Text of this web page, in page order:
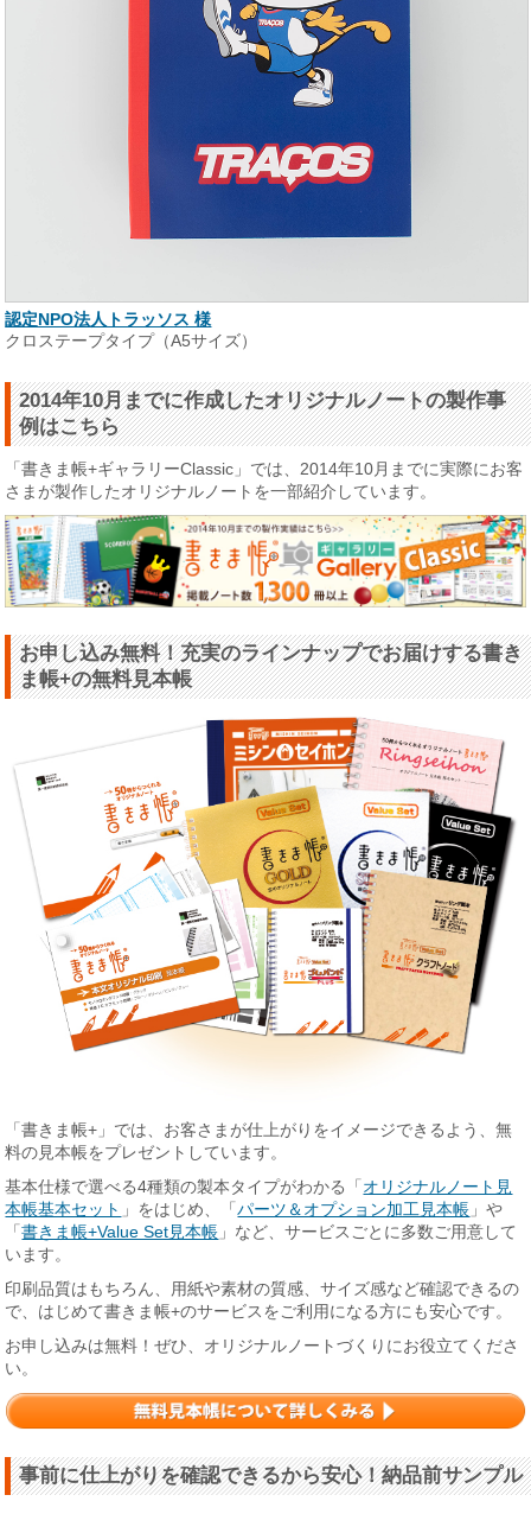
認定NPO法人トラッソス 様
クロステープタイプ（A5サイズ）
2014年10月までに作成したオリジナルノートの製作事
例はこちら
「書きま帳+ギャラリーClassic」では、2014年10月までに実際にお客
さまが製作したオリジナルノートを一部紹介しています。
お申し込み無料！充実のラインナップでお届けする書き
ま帳+の無料見本帳
「書きま帳+」では、お客さまが仕上がりをイメージできるよう、無
料の見本帳をプレゼントしています。
基本仕様で選べる4種類の製本タイプがわかる「 オリジナルノート見
本帳基本セット 」をはじめ、「パーツ＆オプション加工見本帳 」や
「書きま帳+Value Set見本帳 」など、サービスごとに多数ご用意して
います。
印刷品質はもちろん、用紙や素材の質感、サイズ感など確認できるの
で、はじめて書きま帳+のサービスをご利用になる方にも安心です。
お申し込みは無料！ぜひ、オリジナルノートづくりにお役立てくださ
い。
事前に仕上がりを確認できるから安心！納品前サンプル